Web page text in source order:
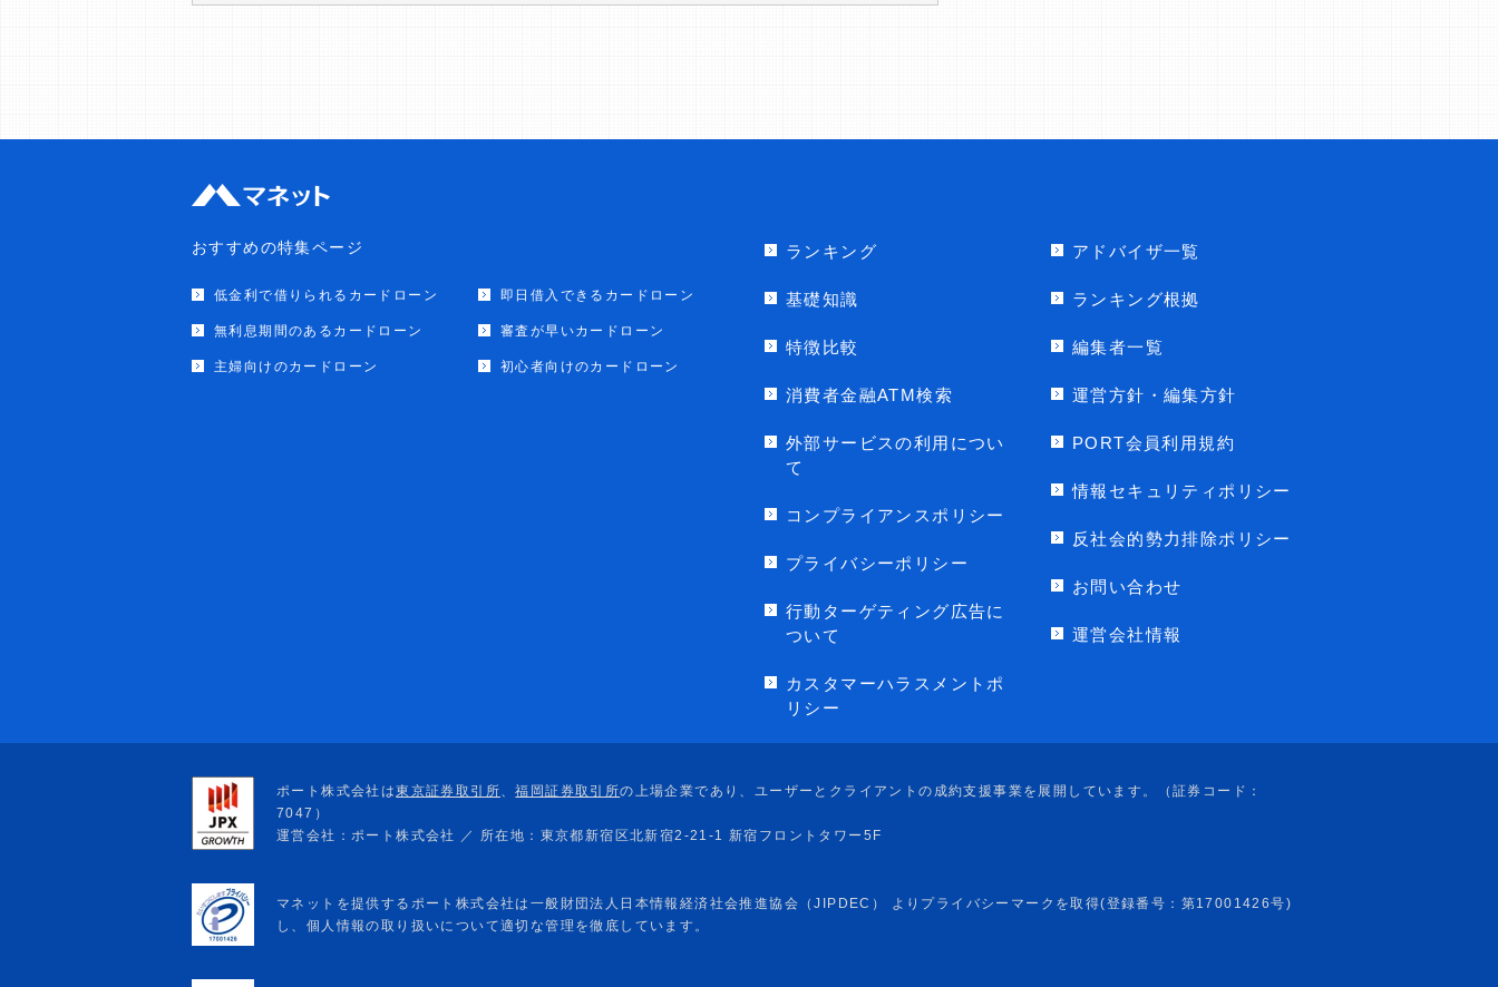
おすすめの特集ページ
低金利で借りられるカードローン 即日借入できるカードローン
無利息期間のあるカードローン 審査が早いカードローン
主婦向けのカードローン 初心者向けのカードローン
ランキング
基礎知識
特徴比較
消費者金融ATM検索
外部サービスの利用につい
て
コンプライアンスポリシー
プライバシーポリシー
行動ターゲティング広告に
ついて
カスタマーハラスメントポ
リシー
アドバイザ一覧
ランキング根拠
編集者一覧
運営方針・編集方針
PORT会員利用規約
情報セキュリティポリシー
反社会的勢力排除ポリシー
お問い合わせ
運営会社情報